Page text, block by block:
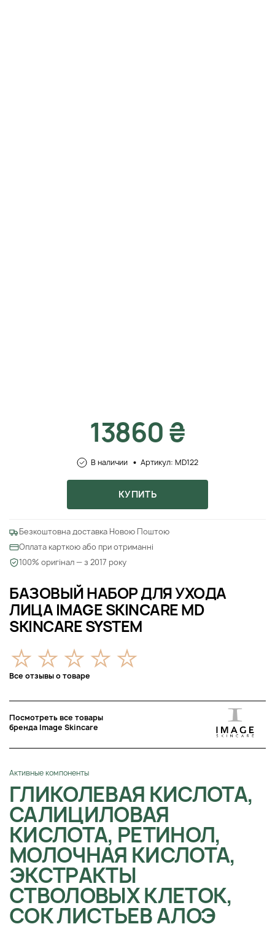
БАЗОВЫЙ НАБОР ДЛЯ УХОДА
ЛИЦА IMAGE SKINCARE MD
SKINCARE SYSTEM
Все отзывы о товаре
Посмотреть все товары
бренда Image Skincare
Активные компоненты
ГЛИКОЛЕВАЯ КИСЛОТА,
САЛИЦИЛОВАЯ
КИСЛОТА, РЕТИНОЛ,
МОЛОЧНАЯ КИСЛОТА,
ЭКСТРАКТЫ
СТВОЛОВЫХ КЛЕТОК,
СОК ЛИСТЬЕВ АЛОЭ
13860 ₴
В наличии Артикул: MD122
КУПИТЬ
Безкоштовна доставка Новою Поштою
Оплата карткою або при отриманні
100% оригінал — з 2017 року